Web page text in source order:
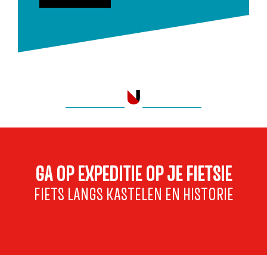
GA OP EXPEDITIE OP JE FIETSIE
FIETS LANGS KASTELEN EN HISTORIE